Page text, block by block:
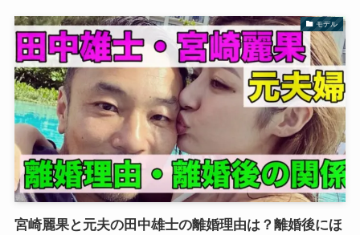
モデル
宮崎麗果と元夫の田中雄士の離婚理由は？離婚後にほ